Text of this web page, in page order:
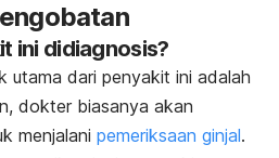
ini didiagnosis?
utama dari penyakit ini adalah
dokter biasanya akan
menjalani pemeriksaan ginjal.